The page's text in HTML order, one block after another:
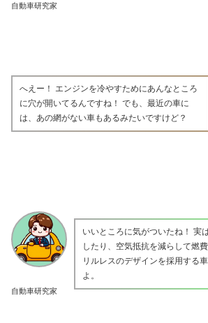
自動車研究家
へえー！ エンジンを冷やすためにあんなところ
に穴が開いてるんですね！ でも、最近の車に
は、あの網がない車もあるみたいですけど？
自動車研究家
いいところに気がついたね！ 実
したり、空気抵抗を減らして燃
リルレスのデザインを採用する
よ。